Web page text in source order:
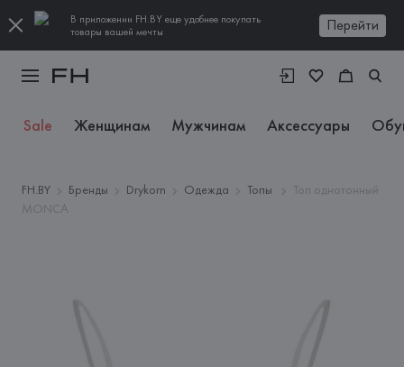
В приложении FH.BY еще удобнее покупать
товары вашей мечты
Перейти
Sale Женщинам Мужчинам Аксессуары
FH.BY Бренды Drykorn Одежда Топы
Топ однотонный
MONCA